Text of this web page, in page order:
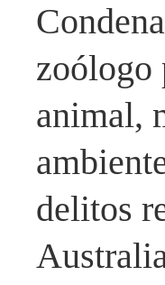
zoólogo
animal,
delitos